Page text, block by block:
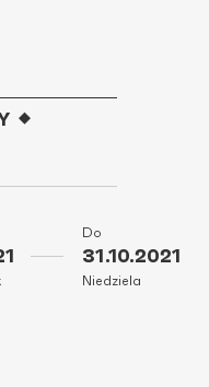
Do
31.10.2021
Niedziela